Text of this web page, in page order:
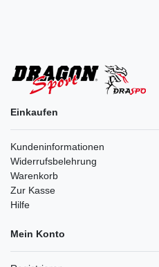
Einkaufen
Kundeninformationen
Widerrufsbelehrung
Warenkorb
Zur Kasse
Hilfe
Mein Konto